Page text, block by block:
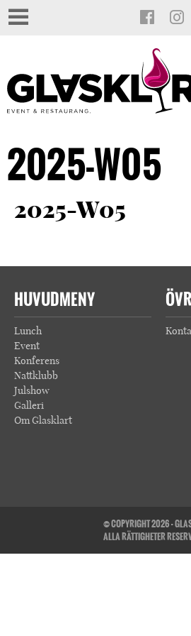
2025-W05
2025-W05
HUVUDMENY
Lunch
Event
Konferens
Nattklubb
Julshow
Galleri
Om Glasklart
© COPYRIGHT 2026 -
ALLA RÄTTIGHETER